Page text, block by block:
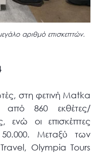
αριθμό επισκεπτών.
στη φετινή Μatka
από 860 εκθέτες/
ενώ οι επισκέπτες
Μεταξύ των
Olympia Tours